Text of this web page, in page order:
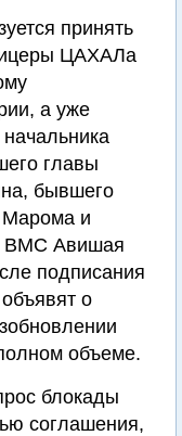
принять
ЦАХАЛа
а уже
главы
бывшего
и
ВМС Авишая
подписания
о
объеме.
блокады
соглашения,